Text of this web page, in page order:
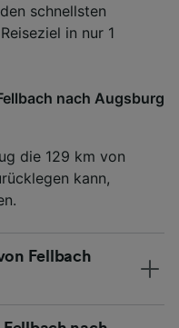
schnellsten
in nur 1
nach Augsburg
die 129 km von
kann,
Fellbach